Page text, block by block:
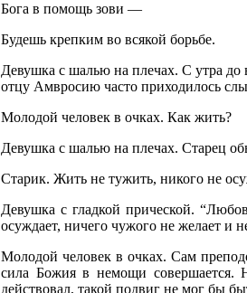
Бога в помощь зови —
Будешь крепким во всякой борьбе.
Девушка с шалью на плечах. С утра
отцу Амвросию часто приходилось
Молодой человек в очках. Как жить?
Девушка с шалью на плечах. Старец
Старик. Жить не тужить, никого не
Девушка с гладкой прической.
осуждает, ничего чужого не желает и
Молодой человек в очках. Сам
сила Божия в немощи
действовал, такой подвиг не мог бы